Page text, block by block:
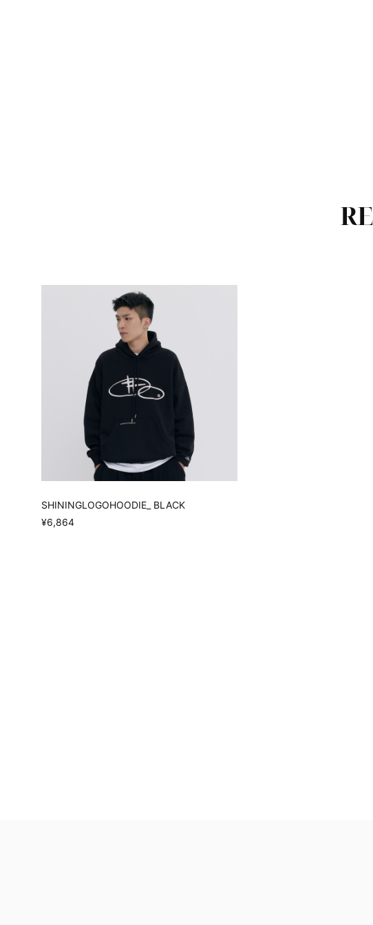
SHININGLOGOHOODIE_ BLACK
¥6,864